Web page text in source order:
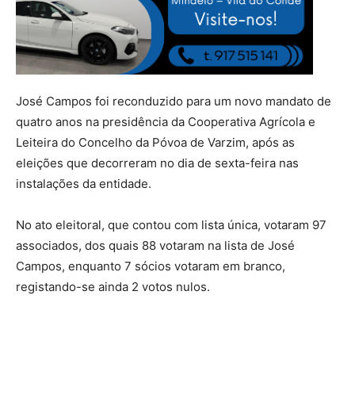
José Campos foi reconduzido para um novo mandato de
quatro anos na presidência da Cooperativa Agrícola e
Leiteira do Concelho da Póvoa de Varzim, após as
eleições que decorreram no dia de sexta-feira nas
instalações da entidade.
No ato eleitoral, que contou com lista única, votaram 97
associados, dos quais 88 votaram na lista de José
Campos, enquanto 7 sócios votaram em branco,
registando-se ainda 2 votos nulos.